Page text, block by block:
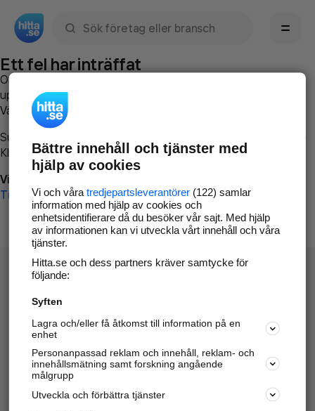
Ett fel har inträffat
Om du vill kan du
uppstod så att vi lättare och snabbare kan avhjälpa det.
Vänligen försök med följande:
Surfa till
Klicka påTillbaka-knappen i webbläsaren och försök igen
Vi beklagar besväret!
Till startsidan
Hitta.se - Gratis nummerupplysning.
Sök företag, personer och platser.
Hitta telefonnummer, adresser, företagsinfo mm.
Marknadsför företaget
Bättre innehåll och tjänster med
hjälp av cookies
Vi och våra tredjepartsleverantörer(122) samlar
information med hjälp av cookies och
enhetsidentifierare då du besöker vår sajt. Med hjälp
av informationen kan vi utveckla vårt innehåll och våra
tjänster.
Hitta.se och dess partners kräver samtycke för
följande:
Syften
Lagra och/eller få åtkomst till information på en
enhet
Personanpassad reklam och innehåll, reklam- och
innehållsmätning samt forskning angående
målgrupp
Utveckla och förbättra tjänster